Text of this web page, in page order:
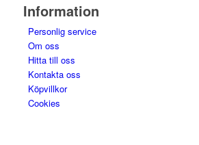
Information
Personlig service
Om oss
Hitta till oss
Kontakta oss
Köpvillkor
Cookies